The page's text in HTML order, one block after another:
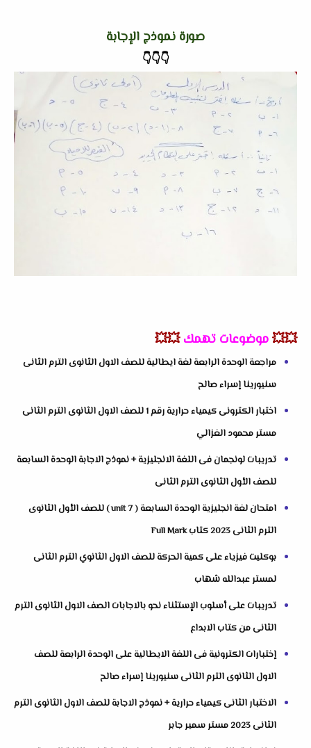
صورة نموذج الإجابة
👇
👇
👇
💥💥موضوعات تهمك 💥💥
مراجعة الوحدة الرابعة لغة ايطالية للصف الاول الثانوى الترم الثانى
سنيورينا إسراء صالح
اختبار الكترونى كيمياء حرارية رقم 1 للصف الاول الثانوى الترم الثانى
مستر محمود الغزالي
تدريبات لونجمان فى اللغة الانجليزية + نموذج الاجابة الوحدة السابعة
للصف الأول الثانوى الترم الثانى
امتحان لغة انجليزية الوحدة السابعة ( unit 7 ) للصف الأول الثانوى
الترم الثانى 2023 كتاب Full Mark
بوكليت فيزياء على كمية الحركة للصف الاول الثانوي الترم الثانى
لمستر عبدالله شهاب
تدريبات على أسلوب الإستثناء نحو بالاجابات الصف الاول الثانوى الترم
الثانى من كتاب الابداع
إختبارات الكترونية فى اللغة الايطالية على الوحدة الرابعة للصف
الاول الثانوى الترم الثانى سنيورينا إسراء صالح
الاختبار الثانى كيمياء حرارية + نموذج الاجابة للصف الاول الثانوى الترم
الثانى 2023 مستر سمير جابر